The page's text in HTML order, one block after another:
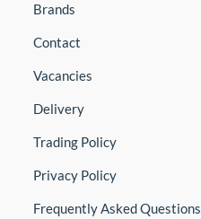
Brands
Contact
Vacancies
Delivery
Trading Policy
Privacy Policy
Frequently Asked Questions